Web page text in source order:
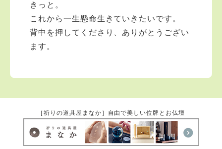
きっと。
これから一生懸命生きていきたいです。
背中を押してくださり、ありがとうござい
ます。
［祈りの道具屋まなか］自由で美しい位牌とお仏壇